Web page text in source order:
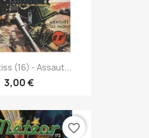
(16) - Assaut...
3,00 €
favorite_border